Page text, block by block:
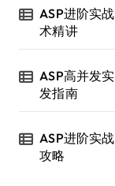
ASP进阶实
术精讲
ASP高并发
发指南
ASP进阶实
攻略